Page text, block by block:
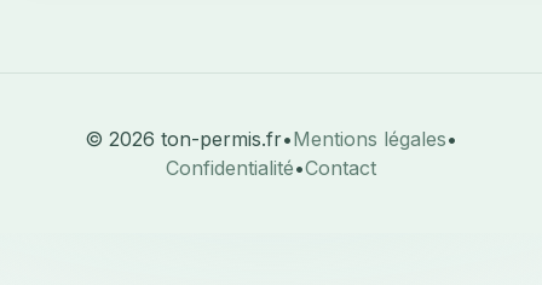
© 2026 ton-permis.fr•Mentions légales•
Confidentialité•Contact